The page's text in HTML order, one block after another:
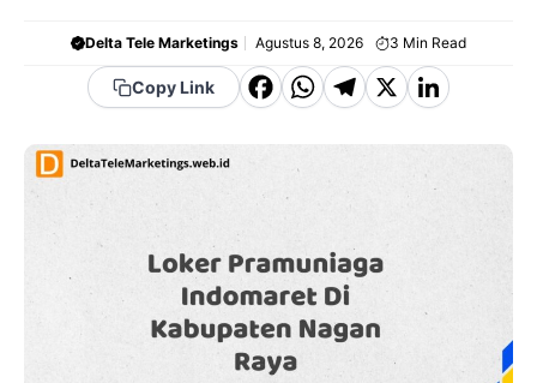
Delta Tele Marketings Agustus 8, 2026 3 Min Read
Copy Link
F
e
o
o
k
W
a
t
A
p
p
T
g
r
a
m
X Li
k
e